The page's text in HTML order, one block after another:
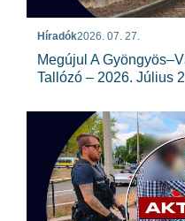
Híradók2026. 07. 27.
Megújul A
Tallózó – 2026. Július